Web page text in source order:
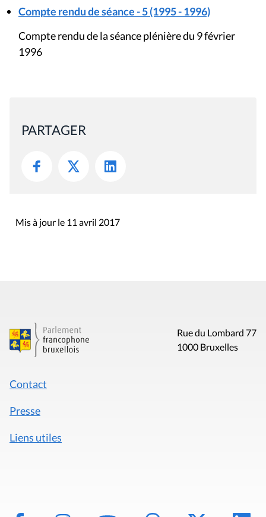
Compte rendu de séance - 5 (1995 - 1996)
Compte rendu de la séance plénière du 9 février
1996
PARTAGER
Mis à jour le 11 avril 2017
Rue du Lombard 77
1000 Bruxelles
Contact
Presse
Liens utiles